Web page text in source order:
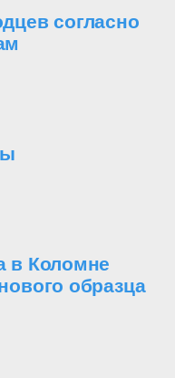
согласно
в Коломне
образца